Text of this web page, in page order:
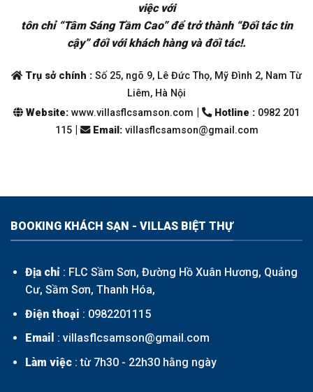
việc với
tôn chỉ “Tâm Sáng Tầm Cao” để trở thành “Đối tác tin
cậy” đối với khách hàng và đối tác!.
Trụ sở chính : Số 25, ngõ 9, Lê Đức Thọ, Mỹ Đình 2, Nam Từ
Liêm, Hà Nội
Website: www.villasflcsamson.com | Hotline : 0982 201
115 | Email :villasflcsamson@gmail.com
BOOKING KHÁCH SẠN - VILLAS BIỆT THỰ
Địa chỉ: FLC Sầm Sơn, Đường Hồ Xuân Hương, Quảng
Cư, Sầm Sơn, Thanh Hóa,
Điện thoại : 0982201115
Email : villasflcsamson@gmail.com
Làm việc: từ 7h30 - 22h30 hằng ngày